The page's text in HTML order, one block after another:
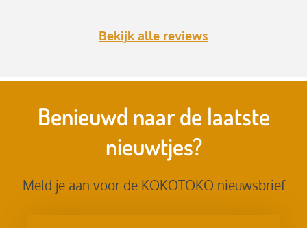
Bekijk alle reviews
Benieuwd naar de laatste
nieuwtjes?
Meld je aan voor de KOKOTOKO nieuwsbrief